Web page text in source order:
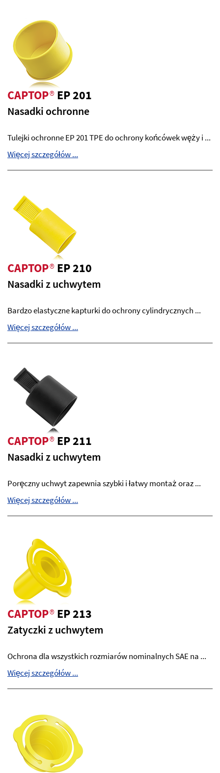
CAPTOP®EP 201
Nasadki ochronne
Tulejki ochronne EP 201 TPE do ochrony końcówek węży i ...
Więcej szczegółów ...
CAPTOP®EP 210
Nasadki z uchwytem
Bardzo elastyczne kapturki do ochrony cylindrycznych ...
Więcej szczegółów ...
CAPTOP®EP 211
Nasadki z uchwytem
Poręczny uchwyt zapewnia szybki i łatwy montaż oraz ...
Więcej szczegółów ...
CAPTOP®EP 213
Zatyczki z uchwytem
Ochrona dla wszystkich rozmiarów nominalnych SAE na ...
Więcej szczegółów ...